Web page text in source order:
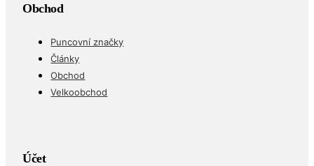
Obchod
Puncovní značky
Články
Obchod
Velkoobchod
Účet